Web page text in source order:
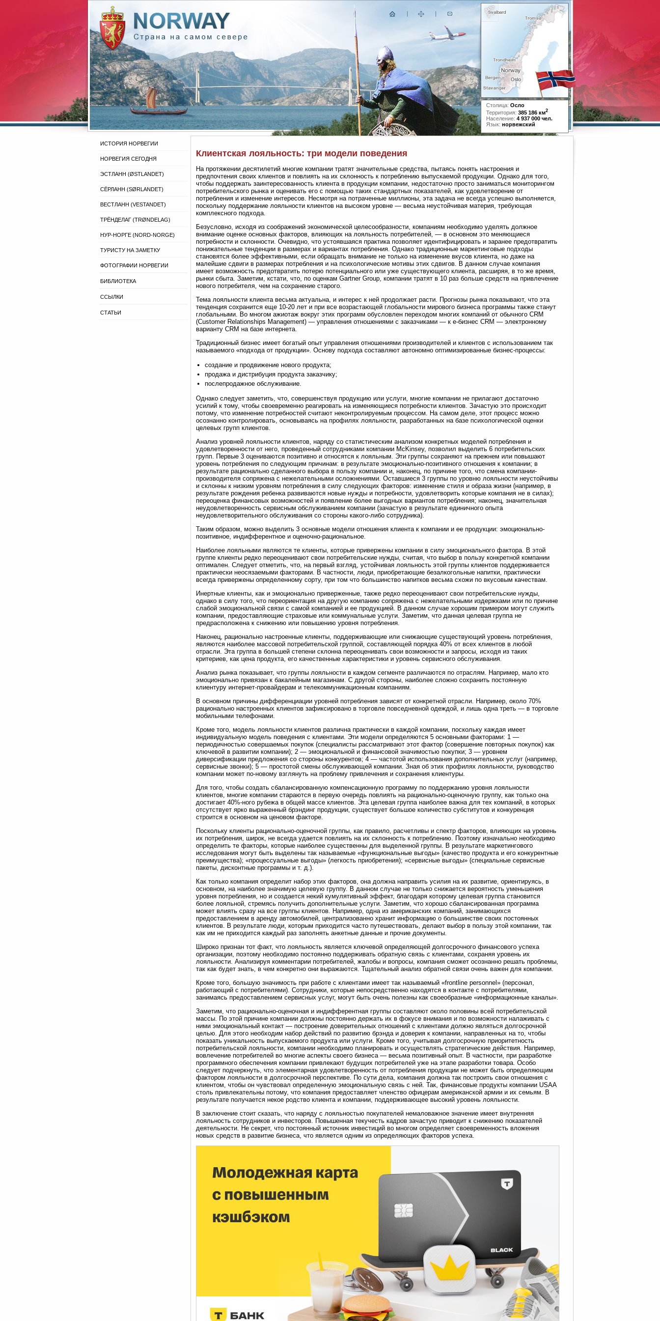
Столица: Осло
Территория: 385 186 км2
Население: 4 937 000 чел.
Язык: норвежский
ИСТОРИЯ НОРВЕГИИ
НОРВЕГИЯ СЕГОДНЯ
ЭСТЛАНН (ØSTLANDET)
СЁРЛАНН (SØRLANDET)
ВЕСТЛАНН (VESTANDET)
ТРЁНДЕЛАГ (TRØNDELAG)
НУР-НОРГЕ (NORD-NORGE)
ТУРИСТУ НА ЗАМЕТКУ
ФОТОГРАФИИ НОРВЕГИИ
БИБЛИОТЕКА
ССЫЛКИ
СТАТЬИ
Клиентская лояльность: три модели поведения
На протяжении десятилетий многие компании тратят значительные средства, пытаясь понять настроения и
предпочтения своих клиентов и повлиять на их склонность к потреблению выпускаемой продукции. Однако для того,
чтобы поддержать заинтересованность клиента в продукции компании, недостаточно просто заниматься мониторингом
потребительского рынка и оценивать его с помощью таких стандартных показателей, как удовлетворение от
потребления и изменение интересов. Несмотря на потраченные миллионы, эта задача не всегда успешно выполняется,
поскольку поддержание лояльности клиентов на высоком уровне — весьма неустойчивая материя, требующая
комплексного подхода.
Безусловно, исходя из соображений экономической целесообразности, компаниям необходимо уделять должное
внимание оценке основных факторов, влияющих на лояльность потребителей, — в основном это меняющиеся
потребности и склонности. Очевидно, что устоявшаяся практика позволяет идентифицировать и заранее предотвратить
понижательные тенденции в размерах и вариантах потребления. Однако традиционные маркетинговые подходы
становятся более эффективными, если обращать внимание не только на изменение вкусов клиента, но даже на
малейшие сдвиги в размерах потребления и на психологические мотивы этих сдвигов. В данном случае компания
имеет возможность предотвратить потерю потенциального или уже существующего клиента, расширяя, в то же время,
рынки сбыта. Заметим, кстати, что, по оценкам Gartner Group, компании тратят в 10 раз больше средств на привлечение
нового потребителя, чем на сохранение старого.
Тема лояльности клиента весьма актуальна, и интерес к ней продолжает расти. Прогнозы рынка показывают, что эта
тенденция сохранится еще 10-20 лет и при все возрастающей глобальности мирового бизнеса программы также станут
глобальными. Во многом ажиотаж вокруг этих программ обусловлен переходом многих компаний от обычного CRM
(Customer Relationships Management) — управления отношениями с заказчиками — к е-бизнес CRM — электронному
варианту CRM на базе интернета.
Традиционный бизнес имеет богатый опыт управления отношениями производителей и клиентов с использованием так
называемого «подхода от продукции». Основу подхода составляют автономно оптимизированные бизнес-процессы:
создание и продвижение нового продукта;
продажа и дистрибуция продукта заказчику;
послепродажное обслуживание.
Однако следует заметить, что, совершенствуя продукцию или услуги, многие компании не прилагают достаточно
усилий к тому, чтобы своевременно реагировать на изменяющиеся потребности клиентов. Зачастую это происходит
потому, что изменение потребностей считают неконтролируемым процессом. На самом деле, этот процесс можно
осознанно контролировать, основываясь на профилях лояльности, разработанных на базе психологической оценки
целевых групп клиентов.
Анализ уровней лояльности клиентов, наряду со статистическим анализом конкретных моделей потребления и
удовлетворенности от него, проведенный сотрудниками компании McKinsey, позволил выделить 6 потребительских
групп. Первые 3 оцениваются позитивно и относятся к лояльным. Эти группы сохраняют на прежнем или повышают
уровень потребления по следующим причинам: в результате эмоционально-позитивного отношения к компании; в
результате рационально сделанного выбора в пользу компании и, наконец, по причине того, что смена компании-
производителя сопряжена с нежелательными осложнениями. Оставшиеся 3 группы по уровню лояльности неустойчивы
и склонны к низким уровням потребления в силу следующих факторов: изменение стиля и образа жизни (например, в
результате рождения ребенка развиваются новые нужды и потребности, удовлетворить которые компания не в силах);
переоценка финансовых возможностей и появление более выгодных вариантов потребления; наконец, значительная
неудовлетворенность сервисным обслуживанием компании (зачастую в результате единичного опыта
неудовлетворительного обслуживания со стороны какого-либо сотрудника).
Таким образом, можно выделить 3 основные модели отношения клиента к компании и ее продукции: эмоционально-
позитивное, индифферентное и оценочно-рациональное.
Наиболее лояльными являются те клиенты, которые привержены компании в силу эмоционального фактора. В этой
группе клиенты редко переоценивают свои потребительские нужды, считая, что выбор в пользу конкретной компании
оптимален. Следует отметить, что, на первый взгляд, устойчивая лояльность этой группы клиентов поддерживается
практически неосязаемыми факторами. В частности, люди, приобретающие безалкогольные напитки, практически
всегда привержены определенному сорту, при том что большинство напитков весьма схожи по вкусовым качествам.
Инертные клиенты, как и эмоционально приверженные, также редко переоценивают свои потребительские нужды,
однако в силу того, что переориентация на другую компанию сопряжена с нежелательными издержками или по причине
слабой эмоциональной связи с самой компанией и ее продукцией. В данном случае хорошим примером могут служить
компании, предоставляющие страховые или коммунальные услуги. Заметим, что данная целевая группа не
предрасположена к снижению или повышению уровня потребления.
Наконец, рационально настроенные клиенты, поддерживающие или снижающие существующий уровень потребления,
являются наиболее массовой потребительской группой, составляющей порядка 40% от всех клиентов в любой
отрасли. Эта группа в большей степени склонна переоценивать свои возможности и запросы, исходя из таких
критериев, как цена продукта, его качественные характеристики и уровень сервисного обслуживания.
Анализ рынка показывает, что группы лояльности в каждом сегменте различаются по отраслям. Например, мало кто
эмоционально привязан к бакалейным магазинам. С другой стороны, наиболее сложно сохранить постоянную
клиентуру интернет-провайдерам и телекоммуникационным компаниям.
В основном причины дифференциации уровней потребления зависят от конкретной отрасли. Например, около 70%
рационально настроенных клиентов зафиксировано в торговле повседневной одеждой, и лишь одна треть — в торговле
мобильными телефонами.
Кроме того, модель лояльности клиентов различна практически в каждой компании, поскольку каждая имеет
индивидуальную модель поведения с клиентами. Эти модели определяются 5 основными факторами: 1 —
периодичностью совершаемых покупок (специалисты рассматривают этот фактор (совершение повторных покупок) как
ключевой в развитии компании); 2 — эмоциональной и финансовой значимостью покупки; 3 — уровнем
диверсификации предложения со стороны конкурентов; 4 — частотой использования дополнительных услуг (например,
сервисные звонки); 5 — простотой смены обслуживающей компании. Зная об этих профилях лояльности, руководство
компании может по-новому взглянуть на проблему привлечения и сохранения клиентуры.
Для того, чтобы создать сбалансированную компенсационную программу по поддержанию уровня лояльности
клиентов, многие компании стараются в первую очередь повлиять на рационально-оценочную группу, как только она
достигает 40%-ного рубежа в общей массе клиентов. Эта целевая группа наиболее важна для тех компаний, в которых
отсутствует ярко выраженный брэндинг продукции, существует большое количество субститутов и конкуренция
строится в основном на ценовом факторе.
Поскольку клиенты рационально-оценочной группы, как правило, расчетливы и спектр факторов, влияющих на уровень
их потребления, широк, не всегда удается повлиять на их склонность к потреблению. Поэтому изначально необходимо
определить те факторы, которые наиболее существенны для выделенной группы. В результате маркетингового
исследования могут быть выделены так называемые «функциональные выгоды» (качество продукта и его конкурентные
преимущества); «процессуальные выгоды» (легкость приобретения); «сервисные выгоды» (специальные сервисные
пакеты, дисконтные программы и т. д.).
Как только компания определит набор этих факторов, она должна направить усилия на их развитие, ориентируясь, в
основном, на наиболее значимую целевую группу. В данном случае не только снижается вероятность уменьшения
уровня потребления, но и создается некий кумулятивный эффект, благодаря которому целевая группа становится
более лояльной, стремясь получить дополнительные услуги. Заметим, что хорошо сбалансированная программа
может влиять сразу на все группы клиентов. Например, одна из американских компаний, занимающихся
предоставлением в аренду автомобилей, централизованно хранит информацию о большинстве своих постоянных
клиентов. В результате люди, которым приходится часто путешествовать, делают выбор в пользу этой компании, так
как им не приходится каждый раз заполнять анкетные данные и прочие документы.
Широко признан тот факт, что лояльность является ключевой определяющей долгосрочного финансового успеха
организации, поэтому необходимо постоянно поддерживать обратную связь с клиентами, сохраняя уровень их
лояльности. Анализируя комментарии потребителей, жалобы и вопросы, компания сможет осознанно решать проблемы,
так как будет знать, в чем конкретно они выражаются. Тщательный анализ обратной связи очень важен для компании.
Кроме того, большую значимость при работе с клиентами имеет так называемый «frontline personnel» (персонал,
работающий с потребителями). Сотрудники, которые непосредственно находятся в контакте с потребителями,
занимаясь предоставлением сервисных услуг, могут быть очень полезны как своеобразные «информационные каналы».
Заметим, что рационально-оценочная и индифферентная группы составляют около половины всей потребительской
массы. По этой причине компании должны постоянно держать их в фокусе внимания и по возможности налаживать с
ними эмоциональный контакт — построение доверительных отношений с клиентами должно являться долгосрочной
целью. Для этого необходим набор действий по развитию брэнда и доверия к компании, направленных на то, чтобы
показать уникальность выпускаемого продукта или услуги. Кроме того, учитывая долгосрочную приоритетность
потребительской лояльности, компании необходимо планировать и осуществлять стратегические действия. Например,
вовлечение потребителей во многие аспекты своего бизнеса — весьма позитивный опыт. В частности, при разработке
программного обеспечения компании привлекают будущих потребителей уже на этапе разработки товара. Особо
следует подчеркнуть, что элементарная удовлетворенность от потребления продукции не может быть определяющим
фактором лояльности в долгосрочной перспективе. По сути дела, компания должна так построить свои отношения с
клиентом, чтобы он чувствовал определенную эмоциональную связь с ней. Так, финансовые продукты компании USAA
столь привлекательны потому, что компания предоставляет членство офицерам американской армии и их семьям. В
результате получается некое родство клиента и компании, поддерживающее высокий уровень лояльности.
В заключение стоит сказать, что наряду с лояльностью покупателей немаловажное значение имеет внутренняя
лояльность сотрудников и инвесторов. Повышенная текучесть кадров зачастую приводит к снижению показателей
деятельности. Не секрет, что постоянный источник инвестиций во многом определяет своевременность вложения
новых средств в развитие бизнеса, что является одним из определяющих факторов успеха.